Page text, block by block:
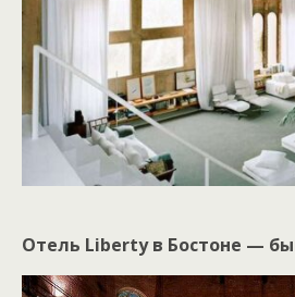
Отель Liberty в Бостоне —